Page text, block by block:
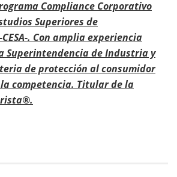
Compliance Corporativo
Superiores de
. Con amplia experiencia
Superintendencia de Industria y
de protección al consumidor
competencia. Titular de la